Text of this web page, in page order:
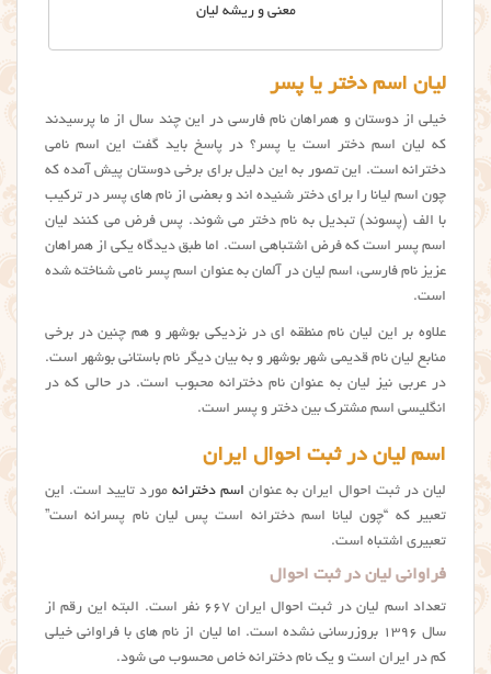
معنی و ریشه لیان
ليان اسم دختر یا پسر
خیلی از دوستان و همراهان نام فارسی در این چند سال از ما پرسیدند
که ليان اسم دختر است یا پسر؟ در پاسخ باید گفت این اسم نامی
دخترانه است. این تصور به این دلیل برای برخی دوستان پیش آمده که
چون اسم لیانا را برای دختر شنیده اند و بعضی از نام های پسر در ترکیب
با الف (پسوند) تبدیل به نام دختر می شوند. پس فرض می کنند لیان
اسم پسر است که فرض اشتباهی است. اما طبق دیدگاه یکی از همراهان
عزیز نام فارسی، اسم لیان در آلمان به عنوان اسم پسر نامی شناخته شده
است.
علاوه بر این لیان نام منطقه ای در نزدیکی بوشهر و هم چنین در برخی
منابع لیان نام قدیمی شهر بوشهر و به بیان دیگر نام باستانی بوشهر است.
در عربی نیز ليان به عنوان نام دخترانه محبوب است. در حالی که در
انگلیسی اسم مشترک بین دختر و پسر است.
اسم لیان در ثبت احوال ایران
ليان در ثبت احوال ایران به عنوان اسم دخترانه مورد تایید است. این
تعبیر که “چون لیانا اسم دخترانه است پس لیان نام پسرانه است”
تعبیری اشتباه است.
فراوانی لیان در ثبت احوال
تعداد اسم لیان در ثبت احوال ایران ۶۶۷ نفر است. البته این رقم از
سال ۱۳۹۶ بروزرسانی نشده است. اما ليان از نام های با فراوانی خیلی
کم در ایران است و یک نام دخترانه خاص محسوب می شود.